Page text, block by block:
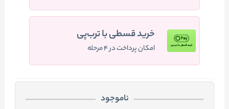
خرید قسطی با ترب‌پی
امکان پرداخت در ۴ مرحله
ناموجود